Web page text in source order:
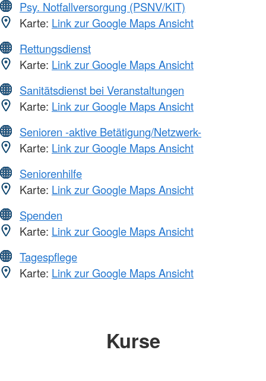
Psy. Notfallversorgung (PSNV/KIT)
Karte: Link zur Google Maps Ansicht
Rettungsdienst
Karte: Link zur Google Maps Ansicht
Sanitätsdienst bei Veranstaltungen
Karte: Link zur Google Maps Ansicht
Senioren -aktive Betätigung/Netzwerk-
Karte: Link zur Google Maps Ansicht
Seniorenhilfe
Karte: Link zur Google Maps Ansicht
Spenden
Karte: Link zur Google Maps Ansicht
Tagespflege
Karte: Link zur Google Maps Ansicht
Kurse